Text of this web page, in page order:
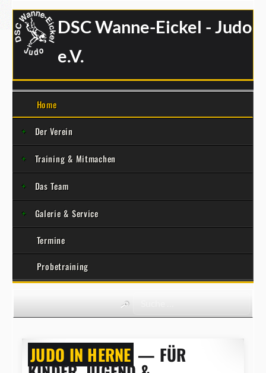
DSC Wanne-Eickel - Judo
e.V.
Home
Der Verein
Training & Mitmachen
Das Team
Galerie & Service
Termine
Probetraining
JUDO IN HERNE — FÜR